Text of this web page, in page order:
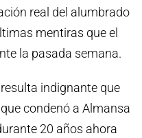
real del alumbrado
mentiras que el
la pasada semana.
indignante que
condenó a Almansa
20 años ahora